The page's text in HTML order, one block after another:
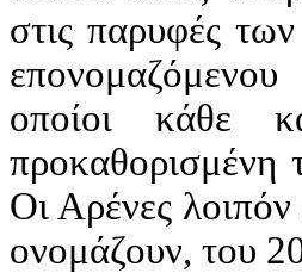
στις παρυφές
οποίοι κάθε
προκαθορισμένη
Οι Αρένες
ονομάζουν, του